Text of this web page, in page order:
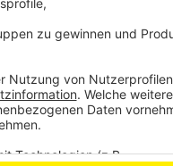
dabei: Dank
der Menschheit
Artikel. Und